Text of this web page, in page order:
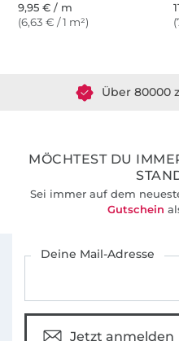
9,95 € / m
(6,63 € / 1 m²)
MÖCHTEST DU
Sei immer auf dem
Gutschein
Deine Mail-Adresse
Jetzt anmelden